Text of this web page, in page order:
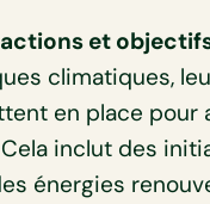
et
climatiques,
en place
inclut des
énergies